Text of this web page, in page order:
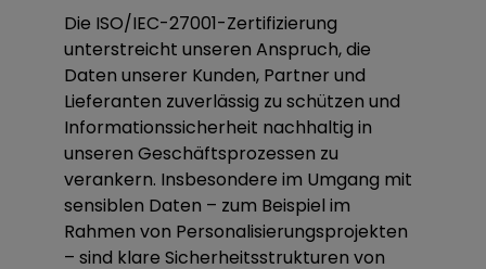
Die ISO/IEC-27001-Zertifizierung
unterstreicht unseren Anspruch, die
Daten unserer Kunden, Partner und
Lieferanten zuverlässig zu schützen und
Informationssicherheit nachhaltig in
unseren Geschäftsprozessen zu
verankern. Insbesondere im Umgang mit
sensiblen Daten – zum Beispiel im
Rahmen von Personalisierungsprojekten
– sind klare Sicherheitsstrukturen von